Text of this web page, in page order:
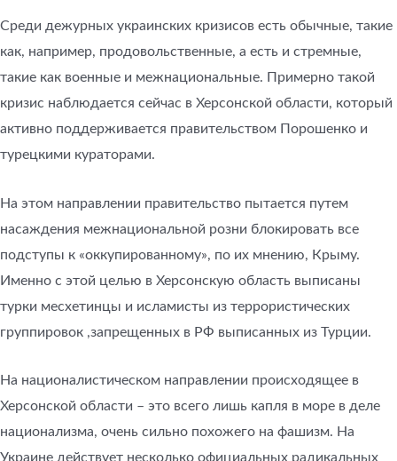
Среди дежурных украинских кризисов есть обычные, такие
как, например, продовольственные, а есть и стремные,
такие как военные и межнациональные. Примерно такой
кризис наблюдается сейчас в Херсонской области, который
активно поддерживается правительством Порошенко и
турецкими кураторами.
На этом направлении правительство пытается путем
насаждения межнациональной розни блокировать все
подступы к «оккупированному», по их мнению, Крыму.
Именно с этой целью в Херсонскую область выписаны
турки месхетинцы и исламисты из террористических
группировок ,запрещенных в РФ выписанных из Турции.
На националистическом направлении происходящее в
Херсонской области – это всего лишь капля в море в деле
национализма, очень сильно похожего на фашизм. На
Украине действует несколько официальных радикальных